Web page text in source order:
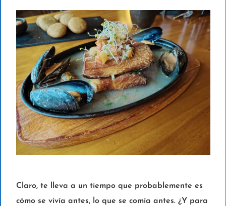
Claro, te lleva a un tiempo que probablemente es
cómo se vivía antes, lo que se comía antes. ¿Y para